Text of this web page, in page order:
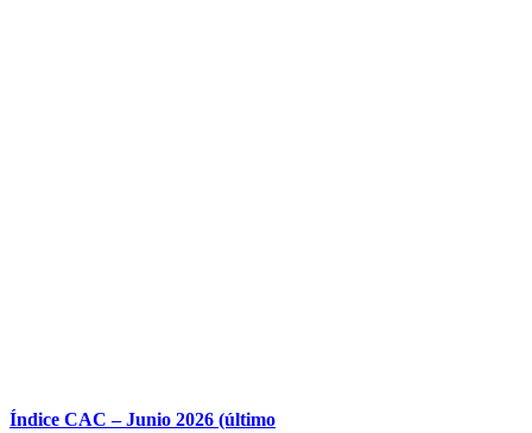
Índice CAC – Junio 2026 (último